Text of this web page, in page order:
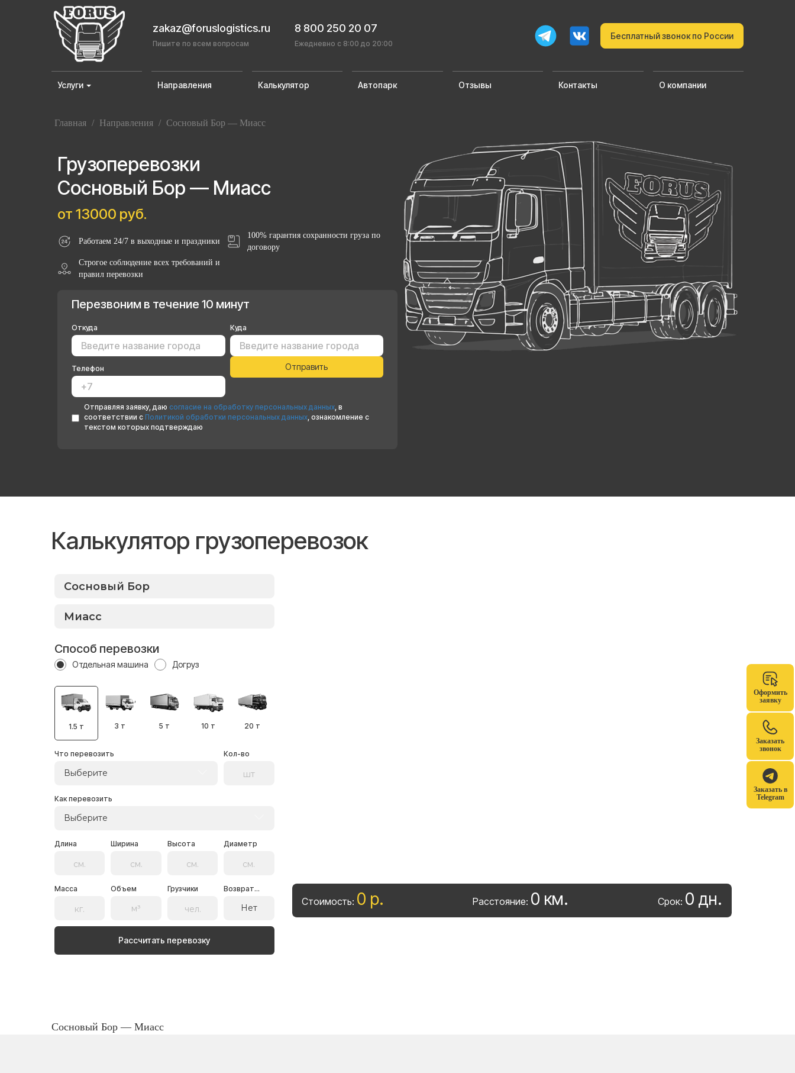
Оформить
заявку
Заказать
звонок
Заказать в
Telegram
zakaz@foruslogistics.ru
Пишите по всем вопросам
8 800 250 20 07
Ежедневно с 8:00 до 20:00
Бесплатный звонок по России
Услуги Направления Калькулятор Автопарк Отзывы Контакты О компании
Главная / Направления / Сосновый Бор — Миасс
Грузоперевозки
Сосновый Бор — Миасс
от 13000 руб.
Работаем 24/7 в выходные и праздники
100% гарантия сохранности груза по
договору
Строгое соблюдение всех требований и
правил перевозки
Перезвоним в течение 10 минут
Откуда Куда
Телефон
Отправляя заявку, даю согласие на обработку персональных данных, в
соответствии с Политикой обработки персональных данных, ознакомление с
текстом которых подтверждаю
Калькулятор грузоперевозок
Способ перевозки
Отдельная машина Догруз
1.5 т 3 т 5 т 10 т 20 т
Что перевозить
Выберите
Кол-во
Как перевозить
Выберите
Длина Ширина Высота Диаметр
Масса Объем Грузчики Возврат...
Нет
Рассчитать перевозку
Стоимость: 0 р. Расстояние: 0 км. Срок: 0 дн.
Сосновый Бор — Миасс